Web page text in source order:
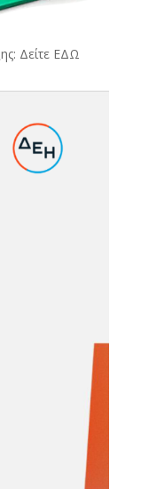
Δείτε ΕΔΩ